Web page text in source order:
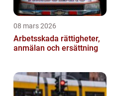
08 mars 2026
Arbetsskada rättigheter,
anmälan och ersättning